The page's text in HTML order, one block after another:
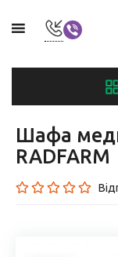
Шафа
RADFARM